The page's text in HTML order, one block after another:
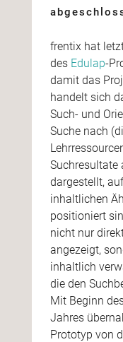
frentix hat
des Edulap-
damit das
handelt sich
Such- und
Suche nach
Suchresultate
dargestellt,
inhaltlichen
positioniert
nicht nur
angezeigt,
inhaltlich
die den
Mit Beginn
Jahres
Prototyp von